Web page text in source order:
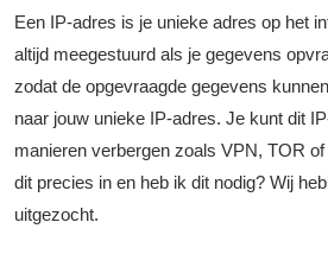
Een IP-adres is je unieke adres op het
altijd meegestuurd als je gegevens
zodat de opgevraagde gegevens
naar jouw unieke IP-adres. Je kunt dit
manieren verbergen zoals VPN, TOR
dit precies in en heb ik dit nodig? Wij
uitgezocht.